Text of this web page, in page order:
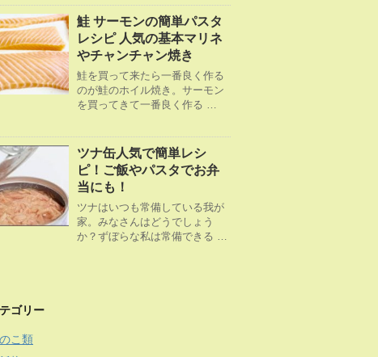
鮭 サーモンの簡単パスタ
レシピ 人気の基本マリネ
やチャンチャン焼き
鮭を買って来たら一番良く作る
のが鮭のホイル焼き。サーモン
を買ってきて一番良く作る …
ツナ缶人気で簡単レシ
ピ！ご飯やパスタでお弁
当にも！
ツナはいつも常備している我が
家。みなさんはどうでしょう
か？ずぼらな私は常備できる …
ゴリー
こ類